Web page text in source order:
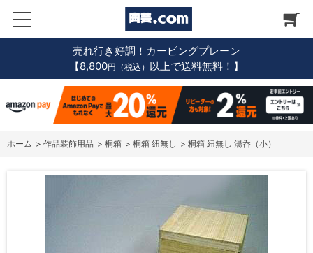
売れ行き好調！カービングプレーン
【8,800円（税込） 以上で送料無料！】
ホーム > 作品装飾用品 > 桐箱 > 桐箱 紐無し > 桐箱 紐無し 湯呑（小）